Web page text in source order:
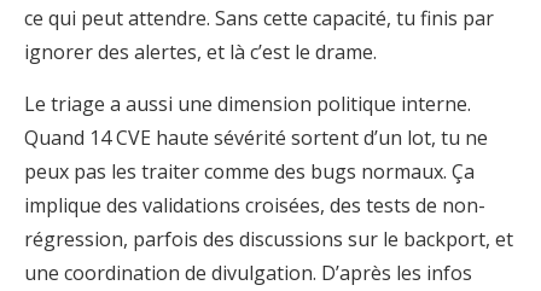
ce qui peut attendre. Sans cette capacité, tu finis par
ignorer des alertes, et là c’est le drame.
Le triage a aussi une dimension politique interne.
Quand 14 CVE haute sévérité sortent d’un lot, tu ne
peux pas les traiter comme des bugs normaux. Ça
implique des validations croisées, des tests de non-
régression, parfois des discussions sur le backport, et
une coordination de divulgation. D’après les infos